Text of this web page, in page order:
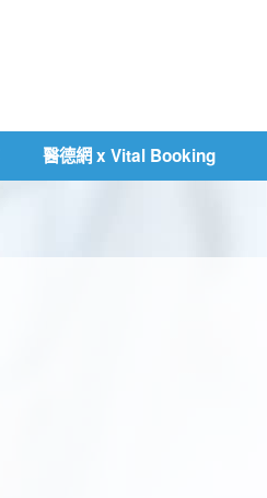
醫德網 x Vital Booking